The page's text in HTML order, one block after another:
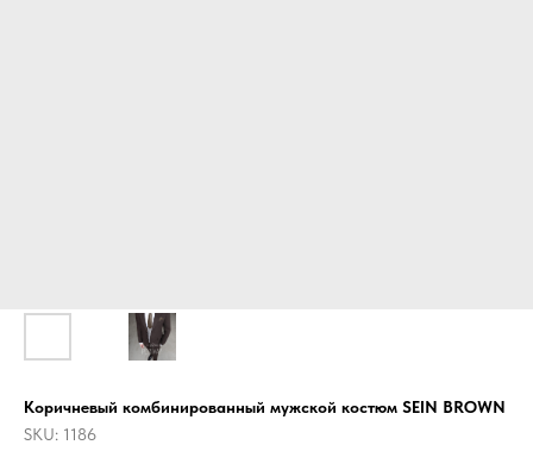
Коричневый комбинированный мужской костюм SEIN BROWN
SKU: 1186